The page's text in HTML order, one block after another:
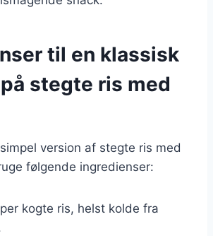
til en klassisk
stegte ris med
version af stegte ris med
følgende ingredienser:
kogte ris, helst kolde fra